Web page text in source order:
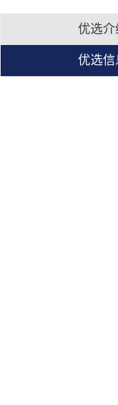
优选介
优选信